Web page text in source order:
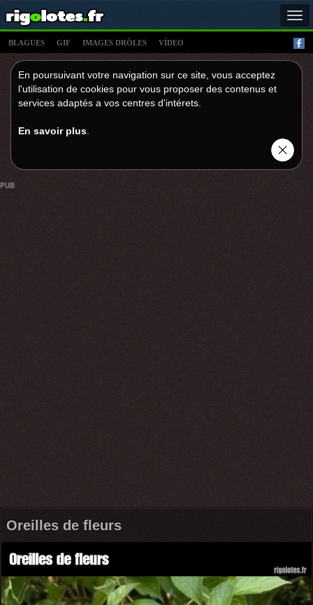
BLAGUES GIF IMAGES DRÔLES VÍDEO
En poursuivant votre navigation sur ce site, vous acceptez
l'utilisation de cookies pour vous proposer des contenus et
services adaptés a vos centres d'intérets.
En savoir plus
PUB
Oreilles de fleurs